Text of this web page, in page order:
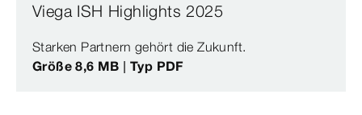
Viega ISH Highlights 2025
Starken Partnern gehört die Zukunft.
Größe 8,6 MB | Typ PDF